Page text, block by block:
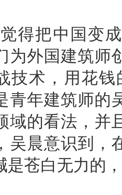
把中国变成
为外国建筑师
技术，用花
青年建筑师的
域的看法，并
吴晨意识到，
是苍白无力的